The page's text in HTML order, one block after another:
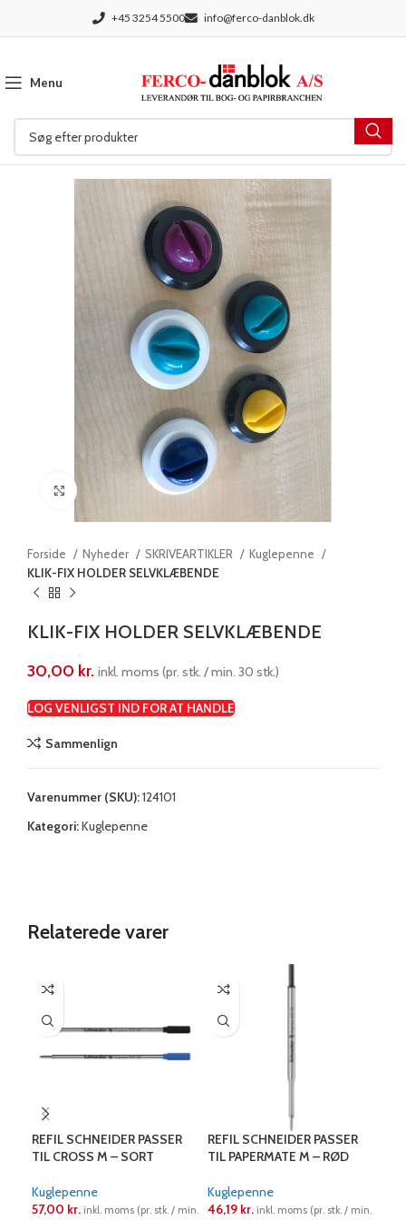
+45 3254 5500 info@ferco-danblok.dk
Menu
Klik for at forstørre
Forside Nyheder SKRIVEARTIKLER
Kuglepenne
KLIK-FIX HOLDER SELVKLÆBENDE
KLIK-FIX HOLDER SELVKLÆBENDE
30,00 kr. inkl. moms (pr. stk. / min. 30 stk.)
LOG VENLIGST IND FOR AT HANDLE
Sammenlign
Varenummer (SKU):124101
Kategori:Kuglepenne
Relaterede varer
REFIL SCHNEIDER PASSER
TIL CROSS M – SORT
Kuglepenne
57,00 kr. inkl. moms (pr. stk. / min.
REFIL SCHNEIDER PASSER
TIL PAPERMATE M – RØD
Kuglepenne
46,19 kr. inkl. moms (pr. stk. / min.